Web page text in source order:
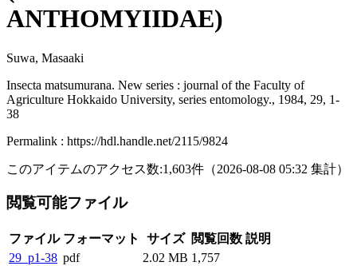
ANTHOMYIIDAE)
Suwa, Masaaki
Insecta matsumurana. New series : journal of the Faculty of
Agriculture Hokkaido University, series entomology., 1984, 29, 1-
38
Permalink : https://hdl.handle.net/2115/9824
このアイテムのアクセス数:1,603件 （2026-08-08 05:32 集計）
閲覧可能ファイル
ファイル フォーマット サイズ 閲覧回数 説明
29_p1-38 pdf 2.02 MB 1,757